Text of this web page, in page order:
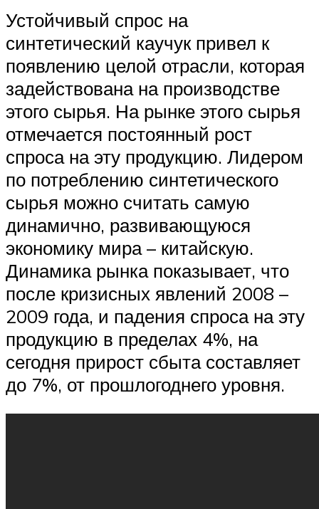
Устойчивый спрос на
синтетический каучук привел к
появлению целой отрасли, которая
задействована на производстве
этого сырья. На рынке этого сырья
отмечается постоянный рост
спроса на эту продукцию. Лидером
по потреблению синтетического
сырья можно считать самую
динамично, развивающуюся
экономику мира – китайскую.
Динамика рынка показывает, что
после кризисных явлений 2008 –
2009 года, и падения спроса на эту
продукцию в пределах 4%, на
сегодня прирост сбыта составляет
до 7%, от прошлогоднего уровня.